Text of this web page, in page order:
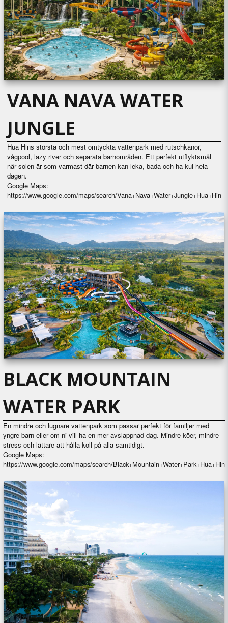
VANA NAVA WATER
JUNGLE
Hua Hins största och mest omtyckta vattenpark med rutschkanor,
vågpool, lazy river och separata barnområden. Ett perfekt utflyktsmål
när solen är som varmast där barnen kan leka, bada och ha kul hela
dagen.
Google Maps:
https://www.google.com/maps/search/Vana+Nava+Water+Jungle+Hua+Hin
BLACK MOUNTAIN
WATER PARK
En mindre och lugnare vattenpark som passar perfekt för familjer med
yngre barn eller om ni vill ha en mer avslappnad dag. Mindre köer, mindre
stress och lättare att hålla koll på alla samtidigt.
Google Maps:
https://www.google.com/maps/search/Black+Mountain+Water+Park+Hua+Hin